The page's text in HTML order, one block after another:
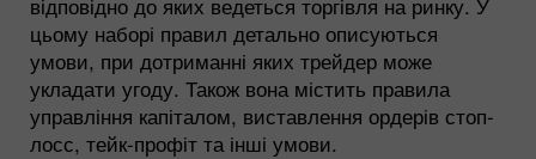
цьому наборі правил детально описуються
умови, при дотриманні яких трейдер може
укладати угоду. Також вона містить правила
управління капіталом, виставлення ордерів стоп-
лосс, тейк-профіт та інші умови.